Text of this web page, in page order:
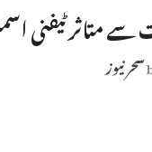
سے متاثر ٹیفنی
سحر نیوز